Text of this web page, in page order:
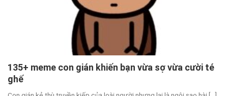
135+ meme con gián khiến bạn vừa sợ vừa cười té
ghế